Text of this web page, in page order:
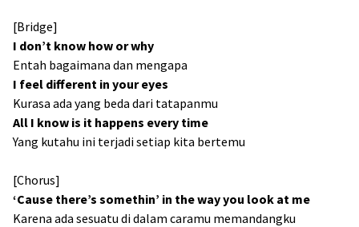
[Bridge]
I don’t know how or why
Entah bagaimana dan mengapa
I feel different in your eyes
Kurasa ada yang beda dari tatapanmu
All I know is it happens every time
Yang kutahu ini terjadi setiap kita bertemu
[Chorus]
‘Cause there’s somethin’ in the way you look at me
Karena ada sesuatu di dalam caramu memandangku